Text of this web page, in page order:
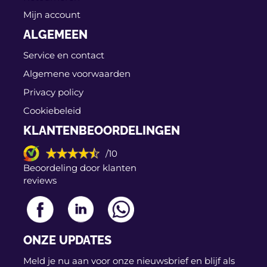
Mijn account
ALGEMEEN
Service en contact
Algemene voorwaarden
Privacy policy
Cookiebeleid
KLANTENBEOORDELINGEN
/10
Beoordeling door klanten
reviews
ONZE UPDATES
Meld je nu aan voor onze nieuwsbrief en blijf als